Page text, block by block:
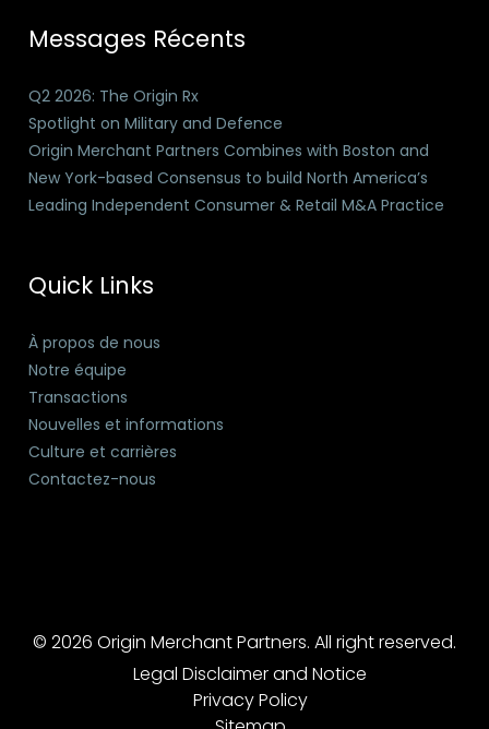
Messages Récents
Q2 2026: The Origin Rx
Spotlight on Military and Defence
Origin Merchant Partners Combines with Boston and
New York-based Consensus to build North America’s
Leading Independent Consumer & Retail M&A Practice
Quick Links
À propos de nous
Notre équipe
Transactions
Nouvelles et informations
Culture et carrières
Contactez-nous
© 2026 Origin Merchant Partners. All right reserved.
Legal Disclaimer and Notice
Privacy Policy